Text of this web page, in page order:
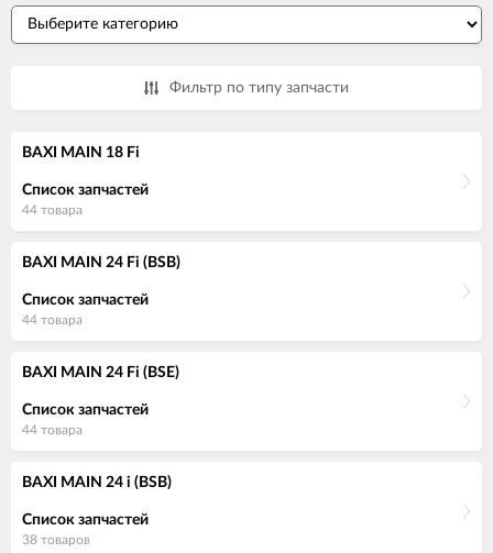
Фильтр по типу запчасти
BAXI MAIN 18 Fi
Список запчастей
44 товара
BAXI MAIN 24 Fi (BSB)
Список запчастей
44 товара
BAXI MAIN 24 Fi (BSE)
Список запчастей
44 товара
BAXI MAIN 24 i (BSB)
Список запчастей
38 товаров